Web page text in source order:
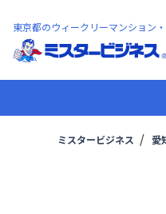
東京都のウィークリーマンション
ミスタービジネス 愛